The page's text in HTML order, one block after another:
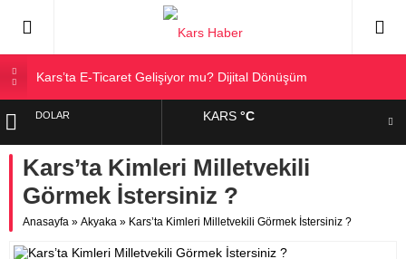
Kars’ta E-Ticaret Gelişiyor mu? Dijital Dönüşüm
Kars Halkı Yeni Parti Hakkında Ne Düşünüyor?
Sarıkamış’a Bağlı Köyler ve Yaygın Soyadları
Kağızman Köyleri ve En Çok Kullanılan Soyadları | Kars
Haber
DOLAR
EURO
ALTIN
BIST
KARS°C
Kars’ta Kimleri Milletvekili
Görmek İstersiniz ?
Anasayfa » Akyaka » Kars’ta Kimleri Milletvekili Görmek İstersiniz ?